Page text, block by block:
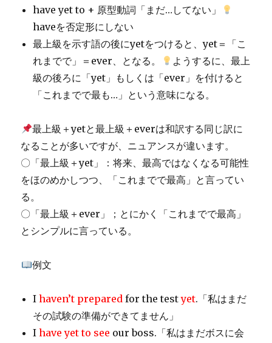
have yet to + 原型動詞「まだ…してない」
haveを否定形にしない
最上級を示す語の後にyetをつけると、yet＝「こ
れまでで」＝ever、となる。
ようするに、最上
級の後ろに「yet」もしくは「ever」を付けると
「これまでで最も…」という意味になる。
最上級＋yetと最上級＋everは和訳する同じ訳に
なることが多いですが、ニュアンスが違います。
〇「最上級＋yet」：将来、最高ではなくなる可能性
をほのめかしつつ、「これまでで最高」と言ってい
る。
〇「最上級＋ever」；とにかく「これまでで最高」
とシンプルに言っている。
例文
Ihaven’t prepared for the testyet.「私はまだ
その試験の準備ができてません」
Ihave yet to see our boss.「私はまだボスに会